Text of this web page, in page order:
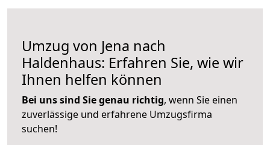
Umzug von Jena nach
Haldenhaus: Erfahren Sie, wie wir
Ihnen helfen können
Bei uns sind Sie genau richtig, wenn Sie einen
zuverlässige und erfahrene Umzugsfirma
suchen!